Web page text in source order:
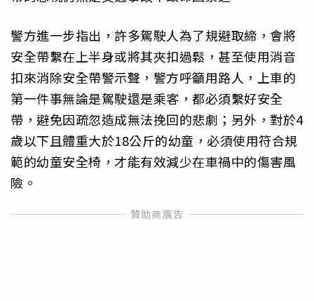
警方進一步指出，許多駕駛人為了規避取締，會將
安全帶繫在上半身或將其夾扣過鬆，甚至使用消音
扣來消除安全帶警示聲，警方呼籲用路人，上車的
第一件事無論是駕駛還是乘客，都必須繫好安全
帶，避免因疏忽造成無法挽回的悲劇；另外，對於4
歲以下且體重大於18公斤的幼童，必須使用符合規
範的幼童安全椅，才能有效減少在車禍中的傷害風
險。